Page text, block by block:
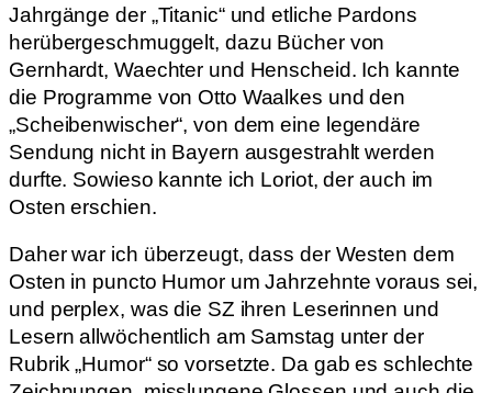
Jahrgänge der „Titanic“ und etliche Pardons
herübergeschmuggelt, dazu Bücher von
Gernhardt, Waechter und Henscheid. Ich kannte
die Programme von Otto Waalkes und den
„Scheibenwischer“, von dem eine legendäre
Sendung nicht in Bayern ausgestrahlt werden
durfte. Sowieso kannte ich Loriot, der auch im
Osten erschien.
Daher war ich überzeugt, dass der Westen dem
Osten in puncto Humor um Jahrzehnte voraus sei,
und perplex, was die SZ ihren Leserinnen und
Lesern allwöchentlich am Samstag unter der
Rubrik „Humor“ so vorsetzte. Da gab es schlechte